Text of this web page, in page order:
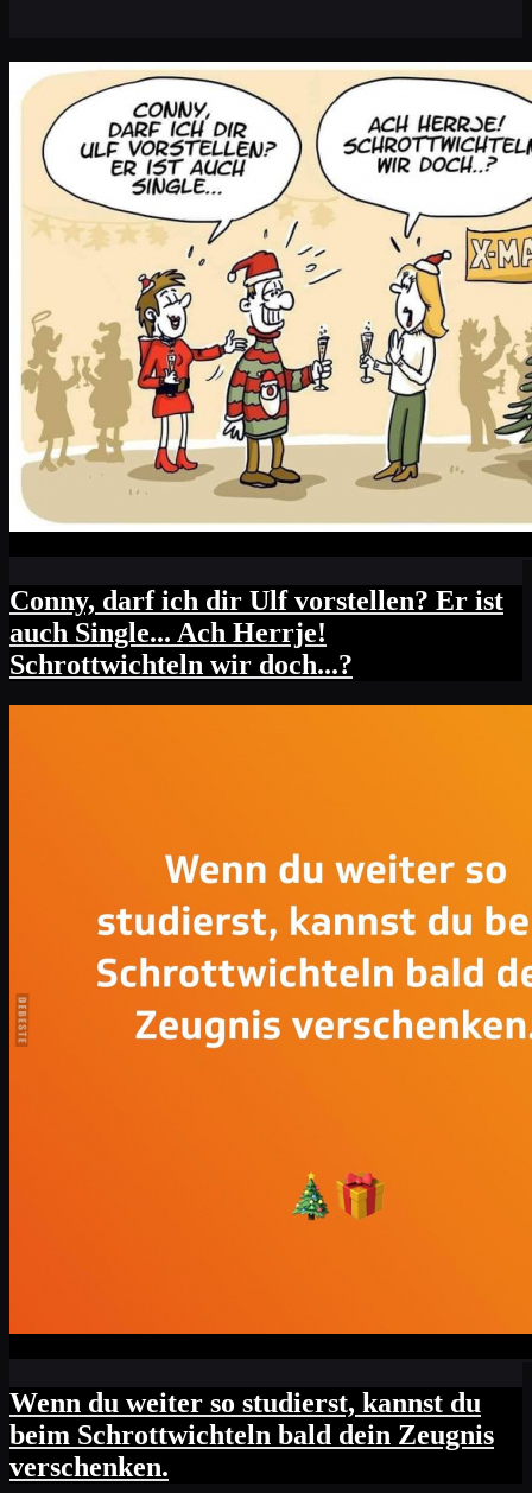
Conny, darf ich dir Ulf vorstellen? Er ist
auch Single... Ach Herrje!
Schrottwichteln wir doch...?
Wenn du weiter so studierst, kannst du
beim Schrottwichteln bald dein Zeugnis
verschenken.